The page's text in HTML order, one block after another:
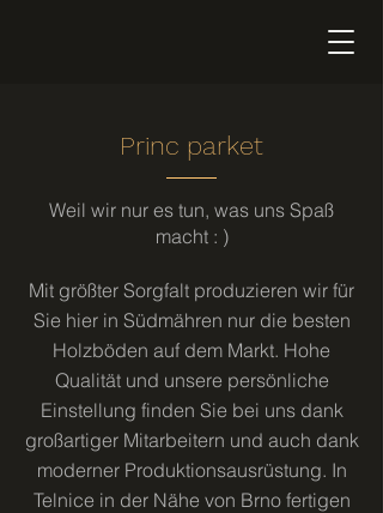
Princ parket
Weil wir nur es tun, was uns Spaß
macht : )
Mit größter Sorgfalt produzieren wir für
Sie hier in Südmähren nur die besten
Holzböden auf dem Markt. Hohe
Qualität und unsere persönliche
Einstellung finden Sie bei uns dank
großartiger Mitarbeitern und auch dank
moderner Produktionsausrüstung. In
Telnice in der Nähe von Brno fertigen